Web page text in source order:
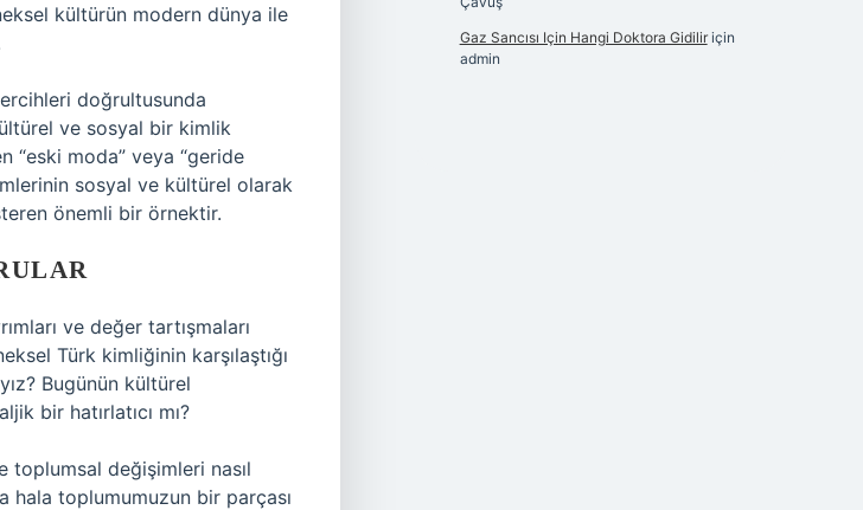
kültürün modern dünya ile
doğrultusunda
ve sosyal bir kimlik
“eski moda” veya “geride
sosyal ve kültürel olarak
önemli bir örnektir.
ve değer tartışmaları
Türk kimliğinin karşılaştığı
Bugünün kültürel
bir hatırlatıcı mı?
toplumsal değişimleri nasıl
hala toplumumuzun bir parçası
Gaz Sancısı Için Hangi Doktora Gidiliriçin
admin